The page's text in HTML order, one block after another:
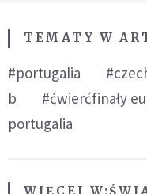
TEMATY W
#portugalia
b
#ćwierćfinały
portugalia